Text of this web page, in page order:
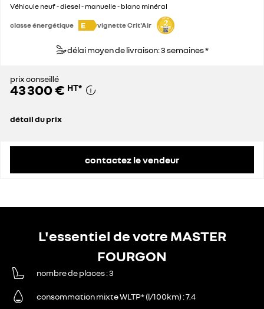
Véhicule neuf - diesel - manuelle - blanc minéral
classe énergétique E vignette Crit'Air
délai moyen de livraison: 3 semaines *
prix conseillé
43 300 € HT*
détail du prix
contactez le vendeur
L'essentiel de votre MASTER
FOURGON
nombre de places 3
consommation mixte WLTP* (l/100km) 7.4